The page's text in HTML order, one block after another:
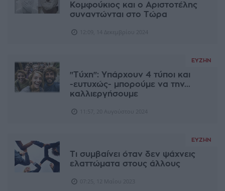
Κομφούκιος και ο Αριστοτέλης
συναντώνται στο Τώρα
ΕΥΖΗΝ
"Τύχη": Υπάρχουν 4 τύποι και
-ευτυχώς- μπορούμε να την...
καλλιεργήσουμε
ΕΥΖΗΝ
Τι συμβαίνει όταν δεν ψάχνεις
ελαττώματα στους άλλους